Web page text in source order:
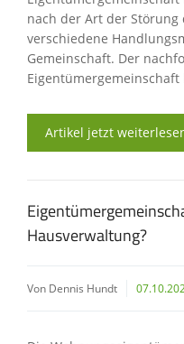
nach der Art der
verschiedene
Gemeinschaft. Der
Artikel jetzt
Hausverwaltung?
Von Dennis Hundt